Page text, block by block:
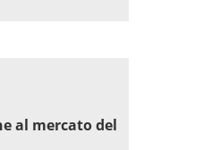
al mercato del